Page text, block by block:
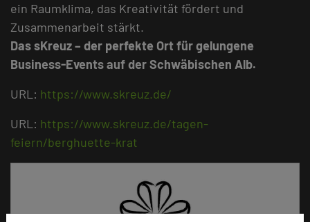
ein Raumklima, das Kreativität fördert und
Zusammenarbeit stärkt.
Das sKreuz – der perfekte Ort für gelungene
Business-Events auf der Schwäbischen Alb.
URL: https://www.skreuz.de/
URL: https://www.skreuz.de/tagen-
feiern/berghuette-krat